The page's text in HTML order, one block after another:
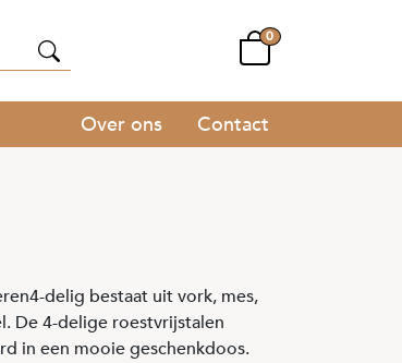
0
Over ons Contact
delig bestaat uit vork, mes,
De 4-delige roestvrijstalen
in een mooie geschenkdoos.